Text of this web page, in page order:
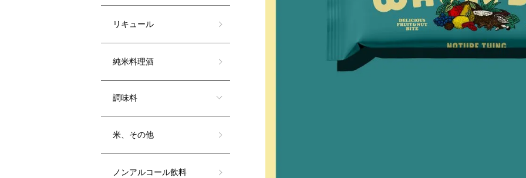
リキュール
純米料理酒
調味料
米、その他
ノンアルコール飲料